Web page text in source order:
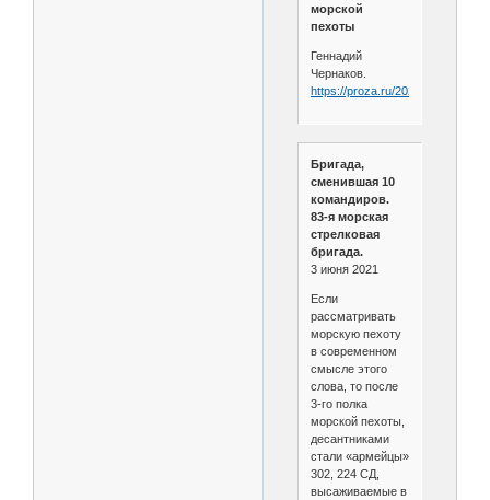
морской
пехоты
Геннадий
Чернаков.
https://proza.ru/2023/05/11/1447
Бригада,
сменившая 10
командиров.
83-я морская
стрелковая
бригада.
3 июня 2021
Если
рассматривать
морскую пехоту
в современном
смысле этого
слова, то после
3-го полка
морской пехоты,
десантниками
стали «армейцы»
302, 224 СД,
высаживаемые в